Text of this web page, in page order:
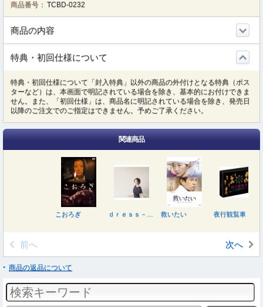
商品番号： TCBD-0232
商品の内容
特典・初回仕様について
特典・初回仕様について「封入特典」以外の商品の外付けとなる特典（ポス
ターなど）は、本画面で明記されている場合を除き、基本的にお付けできま
せん。また、「初回仕様」は、商品名に明記されている場合を除き、発売日
以降のご注文でのご指定はできません。予めご了承ください。
関連商品
こおろぎ 救いたい
前へ 次へ
商品の返品について